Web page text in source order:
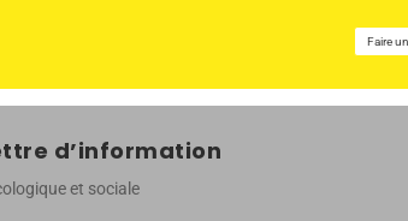
Faire
d’information
et sociale